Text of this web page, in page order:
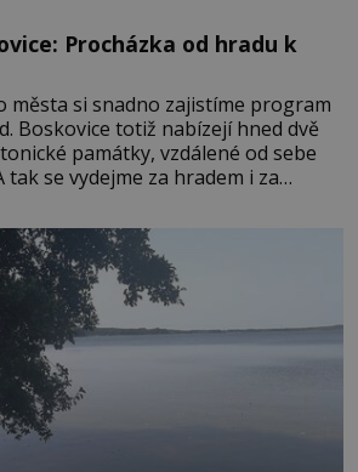
Procházka od hradu k
města si snadno zajistíme program
Boskovice totiž nabízejí hned dvě
památky, vzdálené od sebe
se vydejme za hradem i za
vrchoviny vznikla někdy
roce 1313 kronikáři zaznamenali